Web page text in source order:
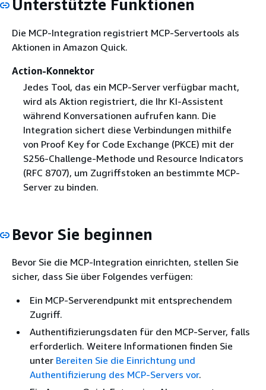
Unterstützte Funktionen
Die MCP-Integration registriert MCP-Servertools als
Aktionen in Amazon Quick.
Action-Konnektor
Jedes Tool, das ein MCP-Server verfügbar macht,
wird als Aktion registriert, die Ihr KI-Assistent
während Konversationen aufrufen kann. Die
Integration sichert diese Verbindungen mithilfe
von Proof Key for Code Exchange (PKCE) mit der
S256-Challenge-Methode und Resource Indicators
(RFC 8707), um Zugriffstoken an bestimmte MCP-
Server zu binden.
Bevor Sie beginnen
Bevor Sie die MCP-Integration einrichten, stellen Sie
sicher, dass Sie über Folgendes verfügen:
Ein MCP-Serverendpunkt mit entsprechendem
Zugriff.
Authentifizierungsdaten für den MCP-Server, falls
erforderlich. Weitere Informationen finden Sie
unter Bereiten Sie die Einrichtung und
Authentifizierung des MCP-Servers vor.